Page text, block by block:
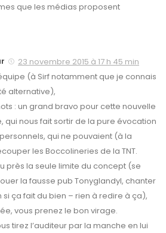
que les médias proposent
23 novembre 2015 à 17 h 45 min
(à Sirf notamment que je connais
alternative),
: un grand bravo pour cette nouvelle
qui nous fait sortir de la pure évocation
qui ne pouvaient (à la
les Boccolineries de la TNT.
près la seule limite du concept (se
la fausse pub Tonyglandyl, chanter
si ça fait du bien – rien à redire à ça),
vous prenez le bon virage.
tirez l’auditeur par la manche en lui